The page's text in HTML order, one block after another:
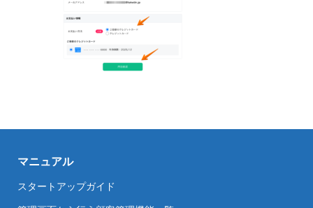
マニュアル
スタートアップガイド